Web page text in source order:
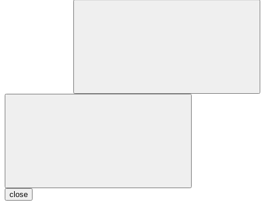
close